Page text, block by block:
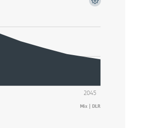
2045
Mix | DLR